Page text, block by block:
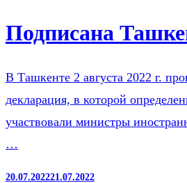
Подписана
В Ташкенте 2 августа 2022 г.
декларация, в которой
участвовали министры
…
20.07.202221.07.2022